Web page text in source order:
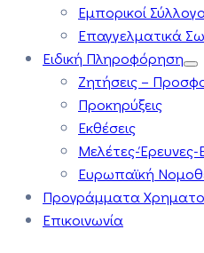
Εμπορικοί
Επαγγελματικά
Ειδική Πληροφόρηση
Ζητήσεις –
Προκηρύξεις
Εκθέσεις
Μελέτες-Έρευνες-
Ευρωπαϊκή
Προγράμματα
Επικοινωνία